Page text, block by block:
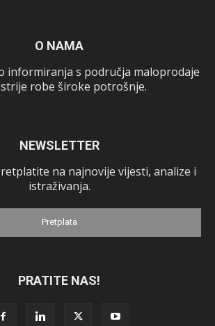
O NAMA
informiranja s područja maloprodaje
robe široke potrošnje.
NEWSLETTER
na najnovije vijesti, analize i
istraživanja.
Pretplata
PRATITE NAS!